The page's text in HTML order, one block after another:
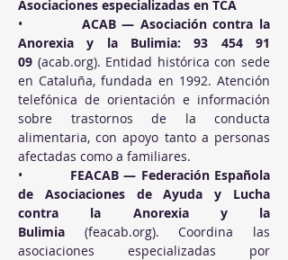
Asociaciones especializadas en TCA
• ACAB — Asociación contra la
Anorexia y la Bulimia: 93 454 91
09 (acab.org). Entidad histórica con sede
en Cataluña, fundada en 1992. Atención
telefónica de orientación e información
sobre trastornos de la conducta
alimentaria, con apoyo tanto a personas
afectadas como a familiares.
• FEACAB — Federación Española
de Asociaciones de Ayuda y Lucha
contra la Anorexia y la
Bulimia (feacab.org). Coordina las
asociaciones especializadas por